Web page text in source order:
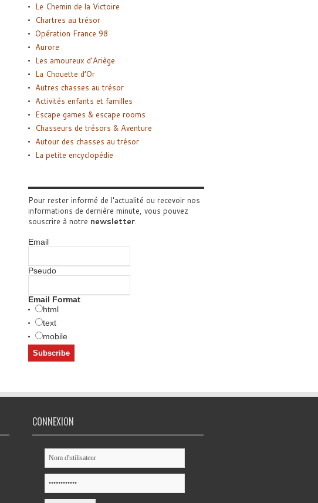
Le Chemin de la Victoire
Chartres au trésor
Opération France 98
Aurore
Les amoureux d’Ariège
La Chouette d’Or
Autres chasses au trésor
Activités enfants et familles
Escape games & escape rooms
Chasseurs de trésors & Aventure
Autour des chasses au trésor
La petite encyclopédie
Pour rester informé de l'actualité ou recevoir nos
informations de dernière minute, vous pouvez
souscrire à notre newsletter.
Email
Pseudo
Email Format
html
text
mobile
CONNEXION